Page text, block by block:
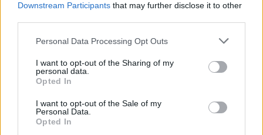
Downstream Participants that may further disclose it to other
Personal Data Processing Opt Outs
I want to opt-out of the Sharing of my
personal data.
Opted In
I want to opt-out of the Sale of my
Personal Data.
Opted In
Trading de Forex: Estrategias, beneficios
Operar en Forex ofrece inmensas oportunidades de obtener
ganancias financieras, pero conlleva riesgos y desafíos inherentes.
planificación es…
Leer más